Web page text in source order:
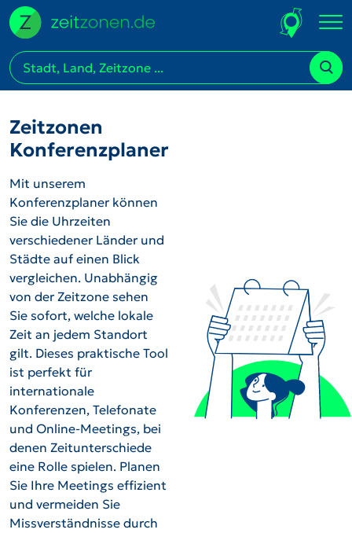
Zeitzonen
Konferenzplaner
Mit unserem
Konferenzplaner können
Sie die Uhrzeiten
verschiedener Länder und
Städte auf einen Blick
vergleichen. Unabhängig
von der Zeitzone sehen
Sie sofort, welche lokale
Zeit an jedem Standort
gilt. Dieses praktische Tool
ist perfekt für
internationale
Konferenzen, Telefonate
und Online-Meetings, bei
denen Zeitunterschiede
eine Rolle spielen. Planen
Sie Ihre Meetings effizient
und vermeiden Sie
Missverständnisse durch